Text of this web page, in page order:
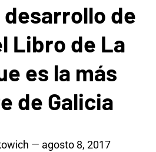
de
Libro de La
es la más
de Galicia
agosto 8, 2017